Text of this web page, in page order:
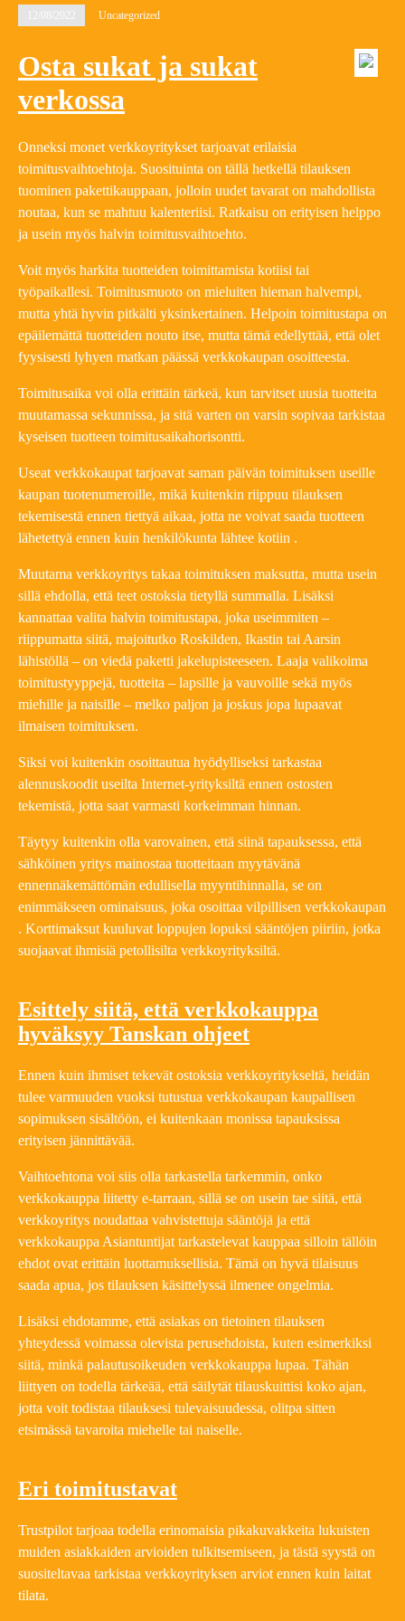
12/08/2022 Uncategorized
Osta sukat ja sukat
verkossa
Onneksi monet verkkoyritykset tarjoavat erilaisia
toimitusvaihtoehtoja. Suosituinta on tällä hetkellä tilauksen
tuominen pakettikauppaan, jolloin uudet tavarat on mahdollista
noutaa, kun se mahtuu kalenteriisi. Ratkaisu on erityisen helppo
ja usein myös halvin toimitusvaihtoehto.
Voit myös harkita tuotteiden toimittamista kotiisi tai
työpaikallesi. Toimitusmuoto on mieluiten hieman halvempi,
mutta yhtä hyvin pitkälti yksinkertainen. Helpoin toimitustapa on
epäilemättä tuotteiden nouto itse, mutta tämä edellyttää, että olet
fyysisesti lyhyen matkan päässä verkkokaupan osoitteesta.
Toimitusaika voi olla erittäin tärkeä, kun tarvitset uusia tuotteita
muutamassa sekunnissa, ja sitä varten on varsin sopivaa tarkistaa
kyseisen tuotteen toimitusaikahorisontti.
Useat verkkokaupat tarjoavat saman päivän toimituksen useille
kaupan tuotenumeroille, mikä kuitenkin riippuu tilauksen
tekemisestä ennen tiettyä aikaa, jotta ne voivat saada tuotteen
lähetettyä ennen kuin henkilökunta lähtee kotiin .
Muutama verkkoyritys takaa toimituksen maksutta, mutta usein
sillä ehdolla, että teet ostoksia tietyllä summalla. Lisäksi
kannattaa valita halvin toimitustapa, joka useimmiten –
riippumatta siitä, majoitutko Roskilden, Ikastin tai Aarsin
lähistöllä – on viedä paketti jakelupisteeseen. Laaja valikoima
toimitustyyppejä, tuotteita – lapsille ja vauvoille sekä myös
miehille ja naisille – melko paljon ja joskus jopa lupaavat
ilmaisen toimituksen.
Siksi voi kuitenkin osoittautua hyödylliseksi tarkastaa
alennuskoodit useilta Internet-yrityksiltä ennen ostosten
tekemistä, jotta saat varmasti korkeimman hinnan.
Täytyy kuitenkin olla varovainen, että siinä tapauksessa, että
sähköinen yritys mainostaa tuotteitaan myytävänä
ennennäkemättömän edullisella myyntihinnalla, se on
enimmäkseen ominaisuus, joka osoittaa vilpillisen verkkokaupan
. Korttimaksut kuuluvat loppujen lopuksi sääntöjen piiriin, jotka
suojaavat ihmisiä petollisilta verkkoyrityksiltä.
Esittely siitä, että verkkokauppa
hyväksyy Tanskan ohjeet
Ennen kuin ihmiset tekevät ostoksia verkkoyritykseltä, heidän
tulee varmuuden vuoksi tutustua verkkokaupan kaupallisen
sopimuksen sisältöön, ei kuitenkaan monissa tapauksissa
erityisen jännittävää.
Vaihtoehtona voi siis olla tarkastella tarkemmin, onko
verkkokauppa liitetty e-tarraan, sillä se on usein tae siitä, että
verkkoyritys noudattaa vahvistettuja sääntöjä ja että
verkkokauppa Asiantuntijat tarkastelevat kauppaa silloin tällöin
ehdot ovat erittäin luottamuksellisia. Tämä on hyvä tilaisuus
saada apua, jos tilauksen käsittelyssä ilmenee ongelmia.
Lisäksi ehdotamme, että asiakas on tietoinen tilauksen
yhteydessä voimassa olevista perusehdoista, kuten esimerkiksi
siitä, minkä palautusoikeuden verkkokauppa lupaa. Tähän
liittyen on todella tärkeää, että säilytät tilauskuittisi koko ajan,
jotta voit todistaa tilauksesi tulevaisuudessa, olitpa sitten
etsimässä tavaroita miehelle tai naiselle.
Eri toimitustavat
Trustpilot tarjoaa todella erinomaisia pikakuvakkeita lukuisten
muiden asiakkaiden arvioiden tulkitsemiseen, ja tästä syystä on
suositeltavaa tarkistaa verkkoyrityksen arviot ennen kuin laitat
tilata.